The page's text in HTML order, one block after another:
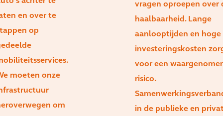
en over te
op
moeten onze
om
vragen oproepen over
haalbaarheid. Lange
aanlooptijden en hoge
investeringskosten
voor een
risico.
in de publieke en